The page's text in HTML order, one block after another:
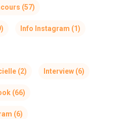
(57)
Info Instagram (1)
(2) Interview (6)
(66)
(6)